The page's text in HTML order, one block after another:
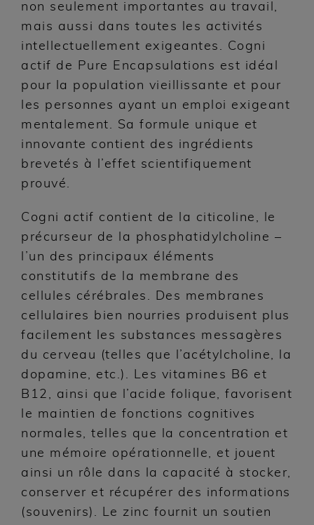
non seulement importantes au travail,
mais aussi dans toutes les activités
intellectuellement exigeantes. Cogni
actif de Pure Encapsulations est idéal
pour la population vieillissante et pour
les personnes ayant un emploi exigeant
mentalement. Sa formule unique et
innovante contient des ingrédients
brevetés à l’effet scientifiquement
prouvé.
Cogni actif contient de la citicoline, le
précurseur de la phosphatidylcholine –
l’un des principaux éléments
constitutifs de la membrane des
cellules cérébrales. Des membranes
cellulaires bien nourries produisent plus
facilement les substances messagères
du cerveau (telles que l’acétylcholine, la
dopamine, etc.). Les vitamines B6 et
B12, ainsi que l’acide folique, favorisent
le maintien de fonctions cognitives
normales, telles que la concentration et
une mémoire opérationnelle, et jouent
ainsi un rôle dans la capacité à stocker,
conserver et récupérer des informations
(souvenirs). Le zinc fournit un soutien